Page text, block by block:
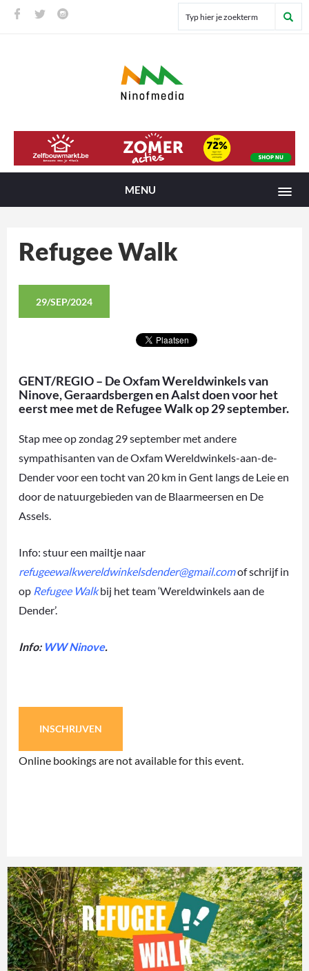
MENU
Refugee Walk
29/SEP/2024
GENT/REGIO – De Oxfam Wereldwinkels van
Ninove, Geraardsbergen en Aalst doen voor het
eerst mee met de Refugee Walk op 29 september.
Stap mee op zondag 29 september met andere
sympathisanten van de Oxfam Wereldwinkels-aan-de-
Dender voor een tocht van 20 km in Gent langs de Leie en
door de natuurgebieden van de Blaarmeersen en De
Assels.
Info: stuur een mailtje naar
refugeewalkwereldwinkelsdender@gmail.comof schrijf in
op Refugee Walkbij het team ‘Wereldwinkels aan de
Dender’.
Info: WW Ninove.
INSCHRIJVEN
Online bookings are not available for this event.